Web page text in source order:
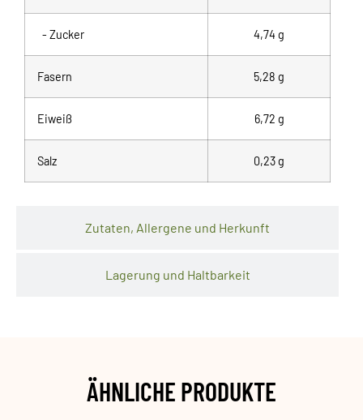
Zutaten, Allergene und Herkunft
Lagerung und Haltbarkeit
- Zucker 4,74 g
Fasern 5,28 g
Eiweiß 6,72 g
Salz 0,23 g
ÄHNLICHE PRODUKTE